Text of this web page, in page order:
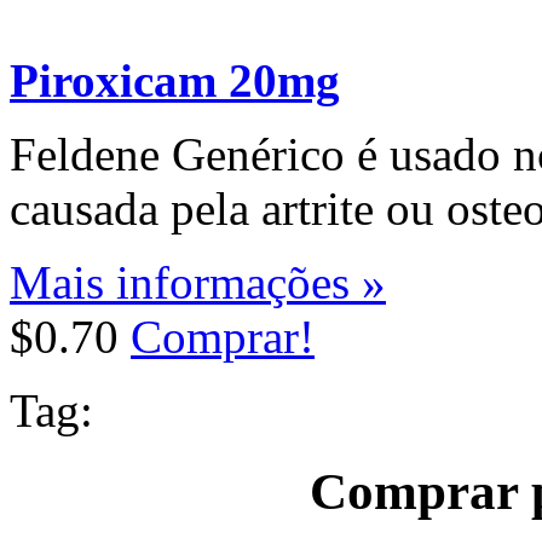
Piroxicam 20mg
Feldene Genérico é usado
causada pela artrite ou
Mais informações »
$0.70 Comprar!
Tag:
Comprar